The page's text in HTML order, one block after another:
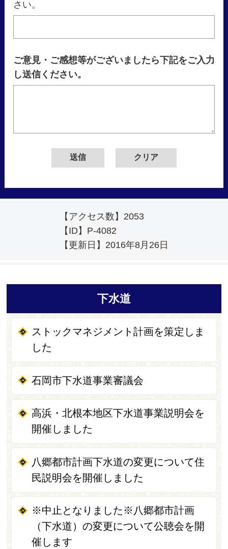
さい。
ご意見・ご感想等がございましたら下記をご入力
し送信ください。
【アクセス数】 2053
【ID】 P-4082
【更新日】 2016年8月26日
下水道
ストックマネジメント計画を策定しま
した
石岡市下水道事業審議会
高浜・北根本地区下水道事業説明会を
開催しました
八郷都市計画下水道の変更について住
民説明会を開催しました
※中止となりました※八郷都市計画
（下水道）の変更について公聴会を開
催します